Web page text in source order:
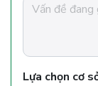
Lựa chọn cơ